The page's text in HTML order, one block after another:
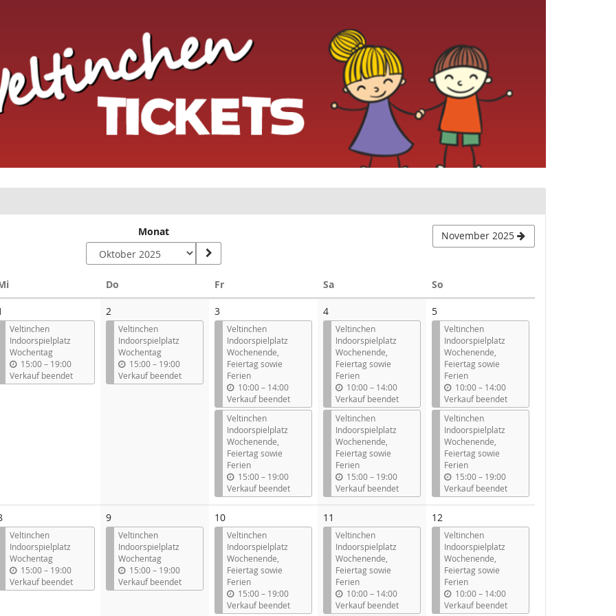
Monat November 2025
Mittwoch Do FrFreitag SaSamstag So
Veltinchen
Indoorspielplatz
Wochentag
15:00–b
i
s
19:00
Verkauf beendet
2
Veltinchen
Indoorspielplatz
Wochentag
15:00–b
i
s
19:00
Verkauf beendet
3
Veltinchen
Indoorspielplatz
Wochenende,
Feiertag sowie
Ferien
10:00–b
i
s
14:00
Verkauf beendet
Veltinchen
Indoorspielplatz
Wochenende,
Feiertag sowie
Ferien
15:00–b
i
s
19:00
Verkauf beendet
4
Veltinchen
Indoorspielplatz
Wochenende,
Feiertag sowie
Ferien
10:00–b
i
s
14:00
Verkauf beendet
Veltinchen
Indoorspielplatz
Wochenende,
Feiertag sowie
Ferien
15:00–b
i
s
19:00
Verkauf beendet
5
Veltinchen
Indoorspielplatz
Wochenende,
Feiertag sowie
Ferien
10:00–b
i
s
14:00
Verkauf beendet
Veltinchen
Indoorspielplatz
Wochenende,
Feiertag sowie
Ferien
15:00–b
i
s
19:00
Verkauf beendet
Veltinchen
Indoorspielplatz
Wochentag
15:00–b
i
s
19:00
Verkauf beendet
9
Veltinchen
Indoorspielplatz
Wochentag
15:00–b
i
s
19:00
Verkauf beendet
10
Veltinchen
Indoorspielplatz
Wochenende,
Feiertag sowie
Ferien
15:00–b
i
19:00
Verkauf beendet
11
Veltinchen
Indoorspielplatz
Wochenende,
Feiertag sowie
Ferien
10:00–b
i
14:00
Verkauf beendet
12
Veltinchen
Indoorspielplatz
Wochenende,
Feiertag sowie
Ferien
10:00–b
i
14:00
Verkauf beendet